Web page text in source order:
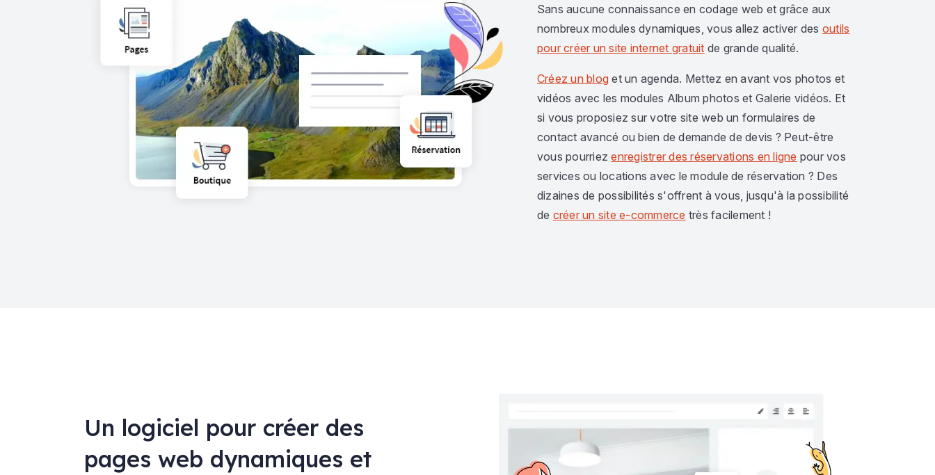
Sans aucune connaissance en codage web et grâce aux
nombreux modules dynamiques, vous allez activer des outils
pour créer un site internet gratuit de grande qualité.
Créez un blog et un agenda. Mettez en avant vos photos et
vidéos avec les modules Album photos et Galerie vidéos. Et
si vous proposiez sur votre site web un formulaires de
contact avancé ou bien de demande de devis ? Peut-être
vous pourriezenregistrer des réservations en ligne pour vos
services ou locations avec le module de réservation ? Des
dizaines de possibilités s'offrent à vous, jusqu'à la possibilité
de créer un site e-commerce très facilement !
Un logiciel pour créer des
pages web dynamiques et